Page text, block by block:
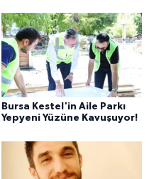
Bursa Kestel'in Aile Parkı
Yepyeni Yüzüne Kavuşuyor!